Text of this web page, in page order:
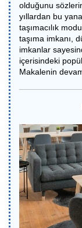
olduğunu
yıllardan bu
taşımacılık
taşıma imkanı,
imkanlar
içerisindeki
Makalenin